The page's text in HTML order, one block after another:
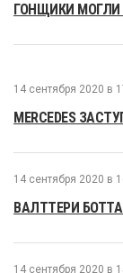
ГОНЩИКИ МОГЛИ
14 сентября 2020 в
MERCEDES
14 сентября 2020 в
ВАЛТТЕРИ
14 сентября 2020 в